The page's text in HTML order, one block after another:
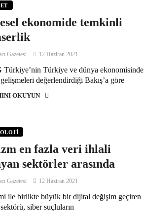
ekonomide temkinli
Gazetesi 12 Haziran 2021
Türkiye’nin Türkiye ve dünya ekonomisinde
değerlendirdiği Bakış’a göre
OKUYUN
en fazla veri ihlali
sektörler arasında
Gazetesi 12 Haziran 2021
ile birlikte büyük bir dijital değişim geçiren
siber suçluların